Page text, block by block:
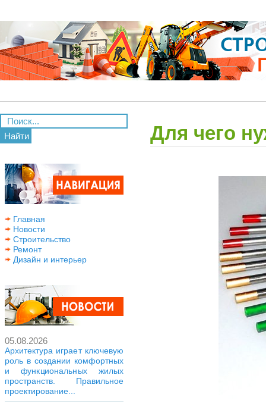
Найти
Главная
Новости
Строительство
Ремонт
Дизайн и интерьер
05.08.2026
Архитектура играет ключевую
роль в создании комфортных
и функциональных жилых
пространств. Правильное
проектирование...
Для чего